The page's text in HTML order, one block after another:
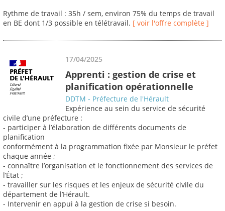
Rythme de travail : 35h / sem, environ 75% du temps de travail
en BE dont 1/3 possible en télétravail. [ voir l'offre complète ]
17/04/2025
Apprenti : gestion de crise et
planification opérationnelle
DDTM - Préfecture de l'Hérault
Expérience au sein du service de sécurité
civile d’une préfecture :
- participer à l’élaboration de différents documents de
planification
conformément à la programmation fixée par Monsieur le préfet
chaque année ;
- connaître l’organisation et le fonctionnement des services de
l’État ;
- travailler sur les risques et les enjeux de sécurité civile du
département de l’Hérault.
- Intervenir en appui à la gestion de crise si besoin.